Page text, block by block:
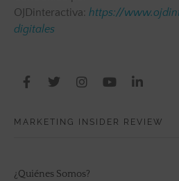
OJDinteractiva: https://
digitales
MARKETING INSIDER REVIEW
¿Quiénes Somos?